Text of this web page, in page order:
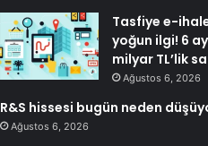
Tasfiye e-
yoğun ilgi! 6
milyar TL’lik
Ağustos 6, 2026
R&S hissesi bugün neden
Ağustos 6, 2026